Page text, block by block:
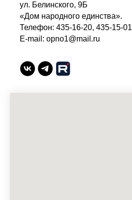
ул. Белинского, 9Б
«Дом народного единства».
Телефон: 435-16-20, 435-15-01
E-mail: opno1@mail.ru